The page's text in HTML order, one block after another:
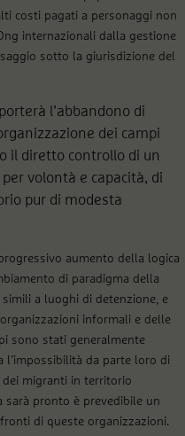
costi pagati a personaggi non
internazionali dalla gestione
sotto la giurisdizione del
l’abbandono di
dei campi
il diretto controllo di un
volontà e capacità, di
pur di modesta
aumento della logica
di paradigma della
a luoghi di detenzione, e
informali e delle
sono stati generalmente
da parte loro di
migranti in territorio
sarà pronto è prevedibile un
di queste organizzazioni.